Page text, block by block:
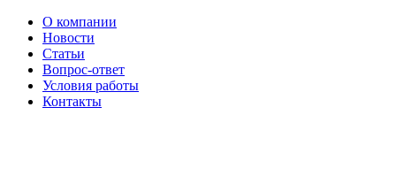
О компании
Новости
Статьи
Вопрос-ответ
Условия работы
Контакты